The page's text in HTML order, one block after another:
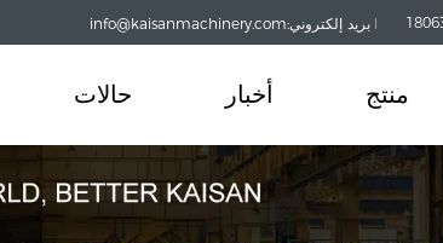
بريد إلكتروني:info@kaisanmachinery.com
منتج أخبار حالات